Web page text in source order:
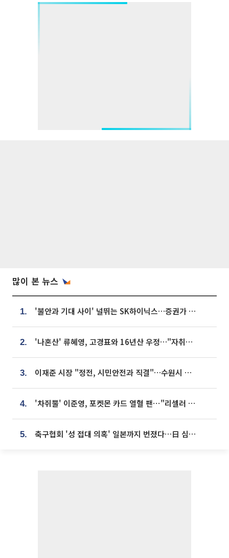
많이 본 뉴스
1. '불안과 기대 사이' 널뛰는 SK하이닉스…증권가 "HBM4·LTA 기반 펀터멘털 견고"
2. '나혼산' 류혜영, 고경표와 16년산 우정…"자취방서 부모님과 마주쳐"
3. 이재준 시장 "정전, 시민안전과 직결"…수원시 비상대응체계 가동
4. '차쥐뿔' 이준영, 포켓몬 카드 열혈 팬⋯"리셀러 처단할 것"
5. 축구협회 '성 접대 의혹' 일본까지 번졌다…日 심판 실명 공개